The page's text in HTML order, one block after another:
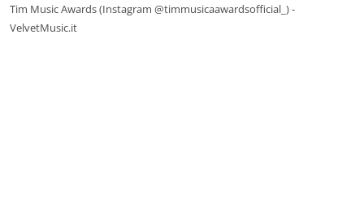
Tim Music Awards (Instagram @timmusicaawardsofficial_) -
VelvetMusic.it